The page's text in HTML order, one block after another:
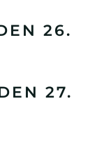
26.
27.